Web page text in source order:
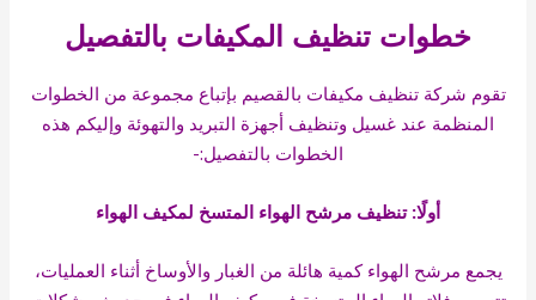
خطوات تنظيف المكيفات بالتفصيل
تقوم شركة تنظيف مكيفات بالقصيم بإتباع مجموعة من الخطوات
المنظمة عند غسيل وتنظيف أجهزة التبريد والتهوئة وإليكم هذه
الخطوات بالتفصيل:-
أولًا: تنظيف مرشح الهواء المتسخ لمكيف الهواء
يجمع مرشح الهواء كمية هائلة من الغبار والأوساخ أثناء العمليات،